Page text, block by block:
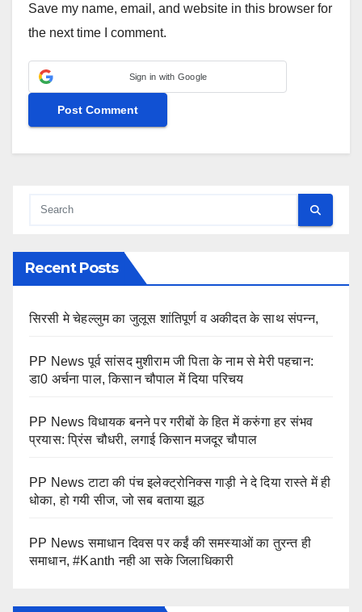
Save my name, email, and website in this browser for
the next time I comment.
Sign in with Google
Recent Posts
सिरसी मे चेहल्लुम का जुलूस शांतिपूर्ण व अकीदत के साथ संपन्न,
PP News पूर्व सांसद मुशीराम जी पिता के नाम से मेरी पहचान:
डा0 अर्चना पाल, किसान चौपाल में दिया परिचय
PP News विधायक बनने पर गरीबों के हित में करुंगा हर संभव
प्रयास: प्रिंस चौधरी, लगाई किसान मजदूर चौपाल
PP News टाटा की पंच इलेक्ट्रोनिक्स गाड़ी ने दे दिया रास्ते में ही
धोका, हो गयी सीज, जो सब बताया झूठ
PP News समाधान दिवस पर कईं की समस्याओं का तुरन्त ही
समाधान, #Kanth नही आ सके जिलाधिकारी